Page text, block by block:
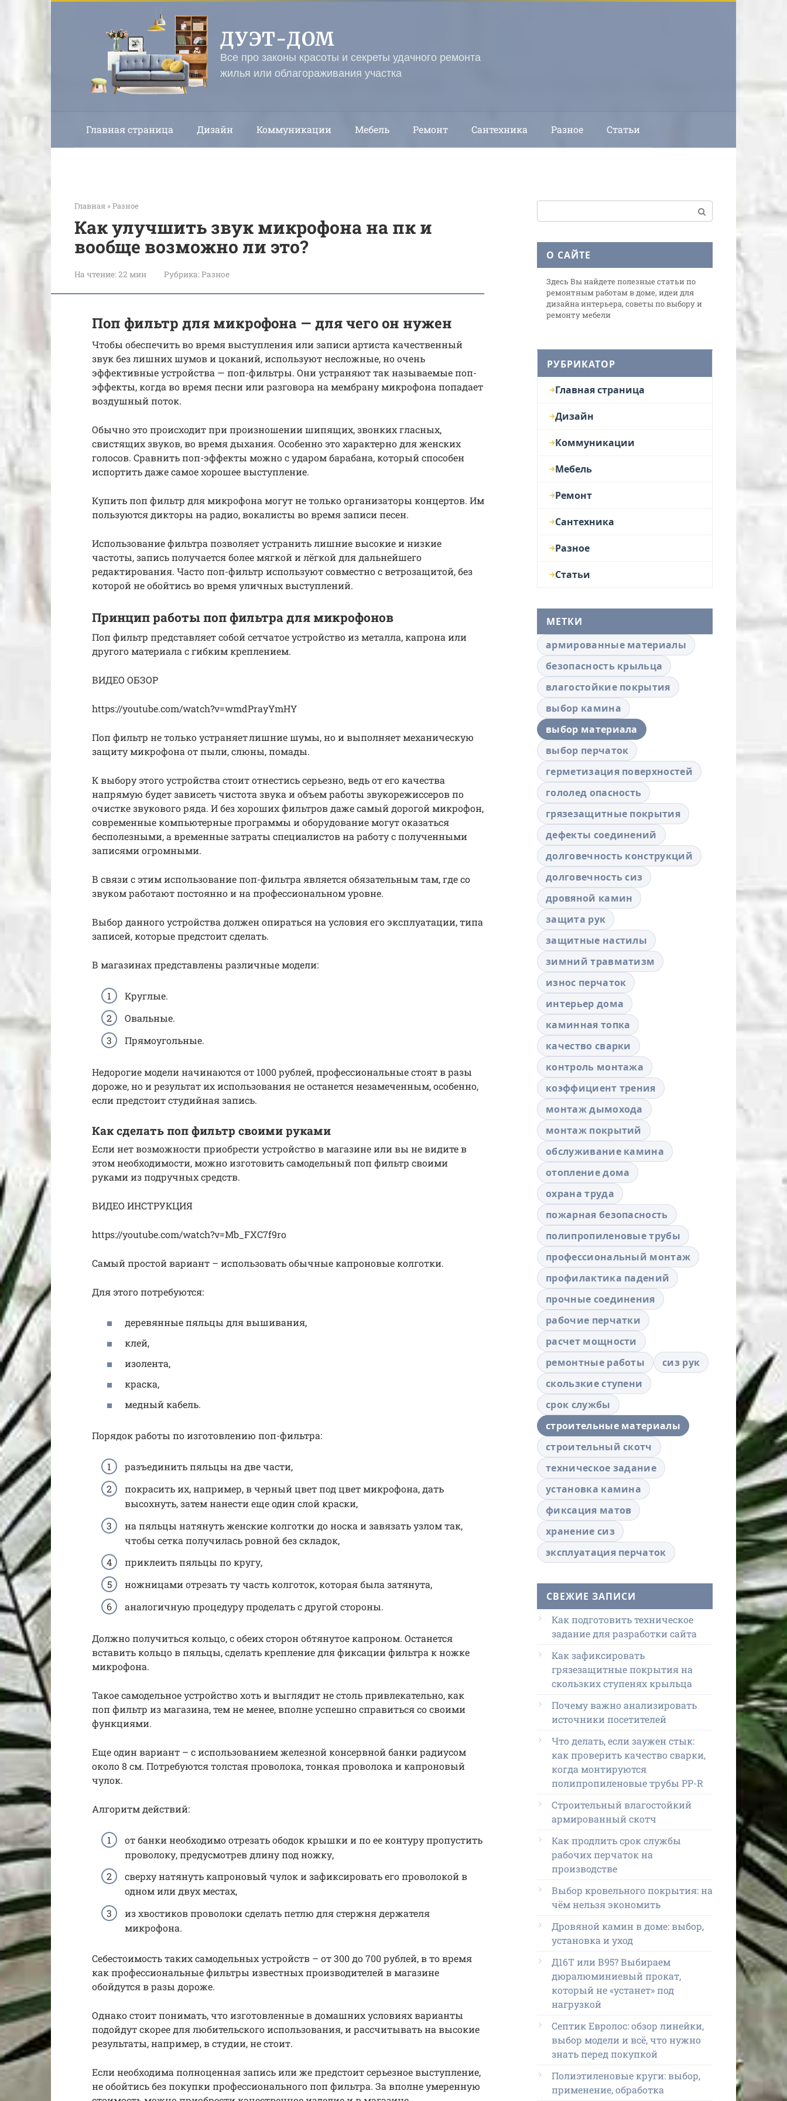
ДУЭТ-ДОМ
Все про законы красоты и секреты удачного ремонта
жилья или облагораживания участка
Главная страница Дизайн Коммуникации Мебель Ремонт Сантехника Разное Статьи
Главная »Разное
Как улучшить звук микрофона на пк и
вообще возможно ли это?
На чтение:22 мин Рубрика:Разное
Поп фильтр для микрофона — для чего он нужен
Чтобы обеспечить во время выступления или записи артиста качественный
звук без лишних шумов и цоканий, используют несложные, но очень
эффективные устройства — поп-фильтры. Они устраняют так называемые поп-
эффекты, когда во время песни или разговора на мембрану микрофона попадает
воздушный поток.
Обычно это происходит при произношении шипящих, звонких гласных,
свистящих звуков, во время дыхания. Особенно это характерно для женских
голосов. Сравнить поп-эффекты можно с ударом барабана, который способен
испортить даже самое хорошее выступление.
Купить поп фильтр для микрофона могут не только организаторы концертов. Им
пользуются дикторы на радио, вокалисты во время записи песен.
Использование фильтра позволяет устранить лишние высокие и низкие
частоты, запись получается более мягкой и лёгкой для дальнейшего
редактирования. Часто поп-фильтр используют совместно с ветрозащитой, без
которой не обойтись во время уличных выступлений.
Принцип работы поп фильтра для микрофонов
Поп фильтр представляет собой сетчатое устройство из металла, капрона или
другого материала с гибким креплением.
ВИДЕО ОБЗОР
https://youtube.com/watch?v=wmdPrayYmHY
Поп фильтр не только устраняет лишние шумы, но и выполняет механическую
защиту микрофона от пыли, слюны, помады.
К выбору этого устройства стоит отнестись серьезно, ведь от его качества
напрямую будет зависеть чистота звука и объем работы звукорежиссеров по
очистке звукового ряда. И без хороших фильтров даже самый дорогой микрофон,
современные компьютерные программы и оборудование могут оказаться
бесполезными, а временные затраты специалистов на работу с полученными
записями огромными.
В связи с этим использование поп-фильтра является обязательным там, где со
звуком работают постоянно и на профессиональном уровне.
Выбор данного устройства должен опираться на условия его эксплуатации, типа
записей, которые предстоит сделать.
В магазинах представлены различные модели:
Круглые.
Овальные.
Прямоугольные.
Недорогие модели начинаются от 1000 рублей, профессиональные стоят в разы
дороже, но и результат их использования не останется незамеченным, особенно,
если предстоит студийная запись.
Как сделать поп фильтр своими руками
Если нет возможности приобрести устройство в магазине или вы не видите в
этом необходимости, можно изготовить самодельный поп фильтр своими
руками из подручных средств.
ВИДЕО ИНСТРУКЦИЯ
https://youtube.com/watch?v=Mb_FXC7f9ro
Самый простой вариант – использовать обычные капроновые колготки.
Для этого потребуются:
деревянные пяльцы для вышивания,
клей,
изолента,
краска,
медный кабель.
Порядок работы по изготовлению поп-фильтра:
разъединить пяльцы на две части,
покрасить их, например, в черный цвет под цвет микрофона, дать
высохнуть, затем нанести еще один слой краски,
на пяльцы натянуть женские колготки до носка и завязать узлом так,
чтобы сетка получилась ровной без складок,
приклеить пяльцы по кругу,
ножницами отрезать ту часть колготок, которая была затянута,
аналогичную процедуру проделать с другой стороны.
Должно получиться кольцо, с обеих сторон обтянутое капроном. Останется
вставить кольцо в пяльцы, сделать крепление для фиксации фильтра к ножке
микрофона.
Такое самодельное устройство хоть и выглядит не столь привлекательно, как
поп фильтр из магазина, тем не менее, вполне успешно справиться со своими
функциями.
Еще один вариант – с использованием железной консервной банки радиусом
около 8 см. Потребуются толстая проволока, тонкая проволока и капроновый
чулок.
Алгоритм действий:
от банки необходимо отрезать ободок крышки и по ее контуру пропустить
проволоку, предусмотрев длину под ножку,
сверху натянуть капроновый чулок и зафиксировать его проволокой в
одном или двух местах,
из хвостиков проволоки сделать петлю для стержня держателя
микрофона.
Себестоимость таких самодельных устройств – от 300 до 700 рублей, в то время
как профессиональные фильтры известных производителей в магазине
обойдутся в разы дороже.
Однако стоит понимать, что изготовленные в домашних условиях варианты
подойдут скорее для любительского использования, и рассчитывать на высокие
результаты, например, в студии, не стоит.
Если необходима полноценная запись или же предстоит серьезное выступление,
не обойтись без покупки профессионального поп фильтра. За вполне умеренную
О САЙТЕ
Здесь Вы найдете полезные статьи по
ремонтным работам в доме, идеи для
дизайна интерьера, советы по выбору и
ремонту мебели
РУБРИКАТОР
Главная страница
Дизайн
Коммуникации
Мебель
Ремонт
Сантехника
Разное
Статьи
МЕТКИ
армированные материалы
безопасность крыльца
влагостойкие покрытия
выбор камина
выбор материала
выбор перчаток
герметизация поверхностей
гололед опасность
грязезащитные покрытия
дефекты соединений
долговечность конструкций
долговечность сиз
дровяной камин
защита рук
защитные настилы
зимний травматизм
износ перчаток
интерьер дома
каминная топка
качество сварки
контроль монтажа
коэффициент трения
монтаж дымохода
монтаж покрытий
обслуживание камина
отопление дома
охрана труда
пожарная безопасность
полипропиленовые трубы
профессиональный монтаж
профилактика падений
прочные соединения
рабочие перчатки
расчет мощности
ремонтные работы
сиз рук
скользкие ступени
срок службы
строительные материалы
строительный скотч
техническое задание
установка камина
фиксация матов
хранение сиз
эксплуатация перчаток
СВЕЖИЕ ЗАПИСИ
Как подготовить техническое
задание для разработки сайта
Как зафиксировать
грязезащитные покрытия на
скользких ступенях крыльца
Почему важно анализировать
источники посетителей
Что делать, если заужен стык:
как проверить качество сварки,
когда монтируются
полипропиленовые трубы PP-R
Строительный влагостойкий
армированный скотч
Как продлить срок службы
рабочих перчаток на
производстве
Выбор кровельного покрытия: на
чём нельзя экономить
Дровяной камин в доме: выбор,
установка и уход
Д16Т или В95? Выбираем
дюралюминиевый прокат,
который не «устанет» под
нагрузкой
Септик Евролос: обзор линейки,
выбор модели и всё, что нужно
знать перед покупкой
Полиэтиленовые круги: выбор,
применение, обработка